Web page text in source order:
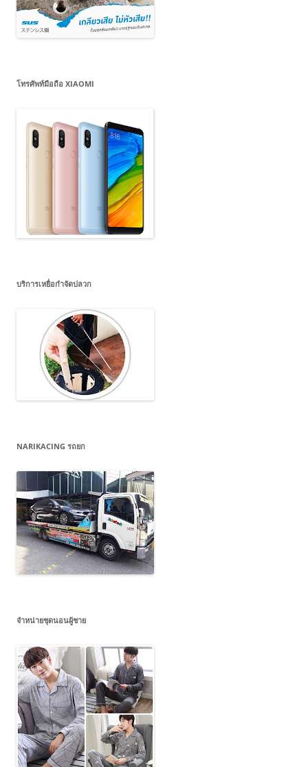
โทรศัพท์มือถือ XIAOMI
บริการเหยื่อกำจัดปลวก
NARIKACING รถยก
จำหน่ายชุดนอนผู้ชาย